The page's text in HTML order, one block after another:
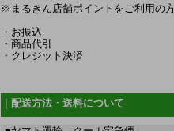
※まるきん店舗ポイントをご利用の
・お振込
・商品代引
・クレジット決済
｜配送方法・送料について